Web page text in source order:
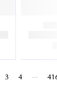
3 4 ...